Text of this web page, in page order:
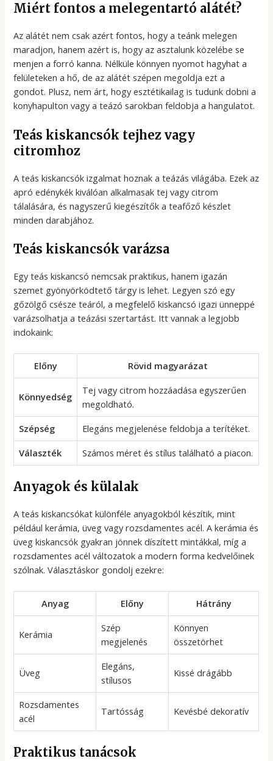
Miért fontos a melegentartó alátét?
Az alátét nem csak azért fontos, hogy a teánk melegen
maradjon, hanem azért is, hogy az asztalunk közelébe se
menjen a forró kanna. Nélküle könnyen nyomot hagyhat a
felületeken a hő, de az alátét szépen megoldja ezt a
gondot. Plusz, nem árt, hogy esztétikailag is tudunk dobni a
konyhapulton vagy a teázó sarokban feldobja a hangulatot.
Teás kiskancsók tejhez vagy
citromhoz
A teás kiskancsók izgalmat hoznak a teázás világába. Ezek az
apró edénykék kiválóan alkalmasak tej vagy citrom
tálalására, és nagyszerű kiegészítők a teafőző készlet
minden darabjához.
Teás kiskancsók varázsa
Egy teás kiskancsó nemcsak praktikus, hanem igazán
szemet gyönyörködtető tárgy is lehet. Legyen szó egy
gőzölgő csésze teáról, a megfelelő kiskancsó igazi ünneppé
varázsolhatja a teázási szertartást. Itt vannak a legjobb
indokaink:
Előny Rövid magyarázat
Könnyedség
Tej vagy citrom hozzáadása egyszerűen
megoldható.
Szépség
Elegáns megjelenése feldobja a terítéket.
Választék
Számos méret és stílus található a piacon.
Anyagok és külalak
A teás kiskancsókat különféle anyagokból készítik, mint
például kerámia, üveg vagy rozsdamentes acél. A kerámia és
üveg kiskancsók gyakran jönnek díszített mintákkal, míg a
rozsdamentes acél változatok a modern forma kedvelőinek
szólnak. Választáskor gondolj ezekre:
Anyag Előny Hátrány
Kerámia
Szép
megjelenés
Könnyen
összetörhet
Üveg
Elegáns,
stílusos
Kissé drágább
Rozsdamentes
acél
Tartósság Kevésbé dekoratív
Praktikus tanácsok